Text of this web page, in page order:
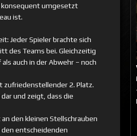
konsequent umgesetzt
ist.
Jeder Spieler brachte sich
des Teams bei. Gleichzeitig
auch in der Abwehr – noch
zufriedenstellender 2. Platz.
und zeigt, dass die
den kleinen Stellschrauben
den entscheidenden